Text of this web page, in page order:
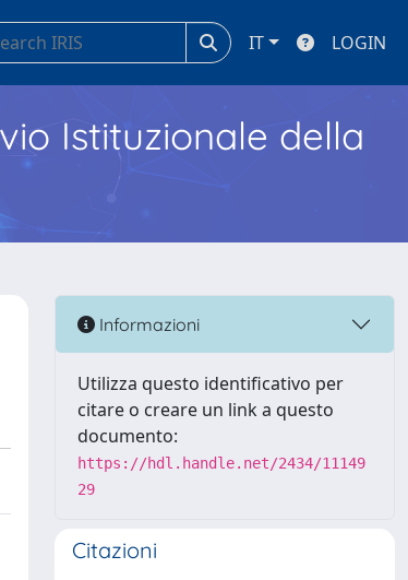
IT LOGIN
Istituzionale della
Informazioni
Utilizza questo identificativo per
citare o creare un link a questo
documento:
https://hdl.handle.net/2434/11149
29
Citazioni